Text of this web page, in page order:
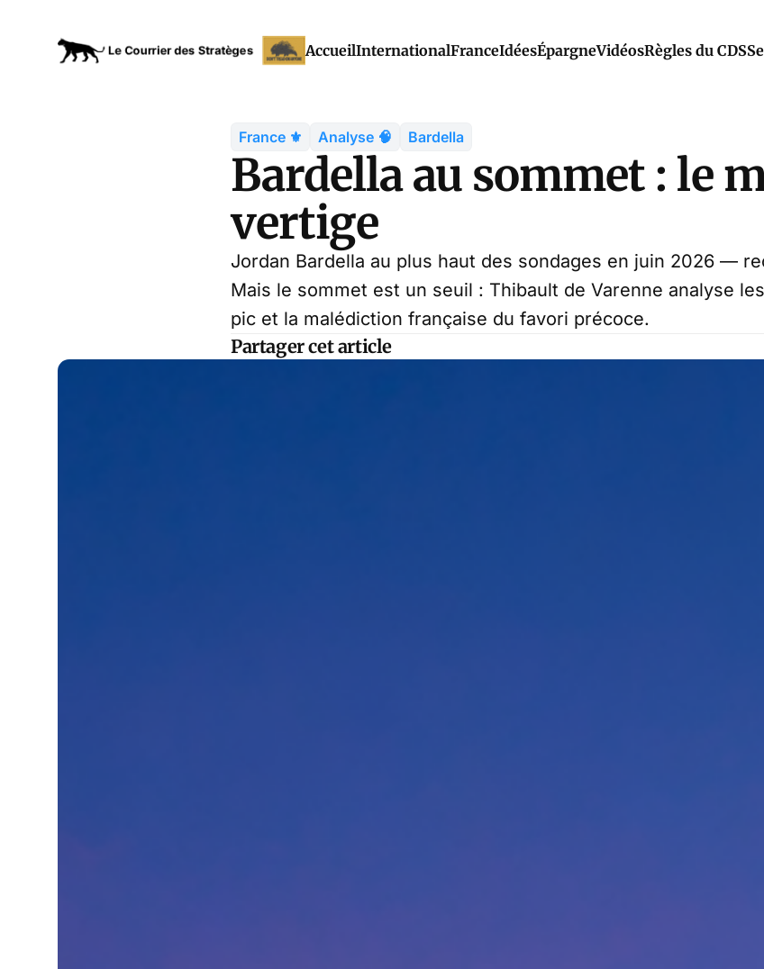
AccueilInternationalFranceIdéesÉpargneVidéosRègles du CDS
France ⚜️ Analyse 🧠 Bardella
Bardella au sommet : le
vertige
Jordan Bardella au plus haut des sondages en juin 2026 —
Mais le sommet est un seuil : Thibault de Varenne analyse
pic et la malédiction française du favori précoce.
Partager cet article